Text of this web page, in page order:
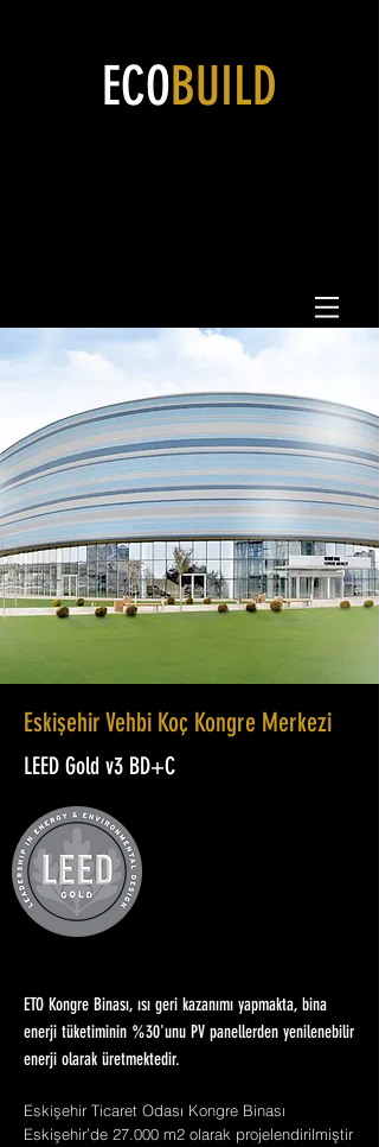
ECOBUILD
Eskişehir Vehbi Koç Kongre Merkezi
LEED Gold v3 BD+C
ETO Kongre Binası, ısı geri kazanımı yapmakta, bina
enerji tüketiminin %30'unu PV panellerden yenilenebilir
enerji olarak üretmektedir.
Eskişehir Ticaret Odası Kongre Binası
Eskişehir’de 27.000 m2 olarak projelendirilmiştir